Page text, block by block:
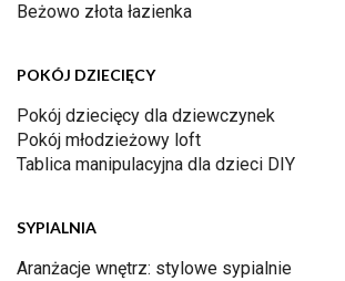
Beżowo złota łazienka
POKÓJ DZIECIĘCY
Pokój dziecięcy dla dziewczynek
Pokój młodzieżowy loft
Tablica manipulacyjna dla dzieci DIY
SYPIALNIA
Aranżacje wnętrz: stylowe sypialnie